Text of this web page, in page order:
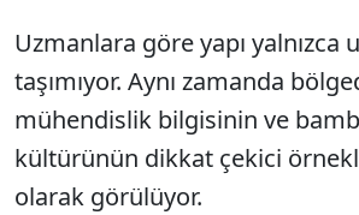
Uzmanlara göre yapı yalnızca
taşımıyor. Aynı zamanda
mühendislik bilgisinin ve
kültürünün dikkat çekici
olarak görülüyor.